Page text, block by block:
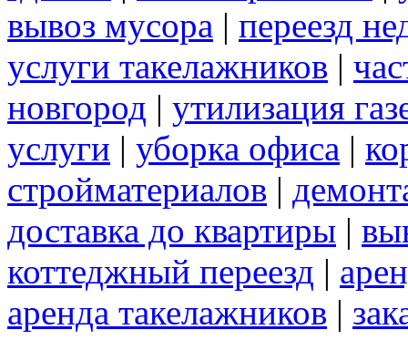
вывоз мусора | переезд
услуги такелажников |
новгород | утилизация
услуги | уборка офиса |
стройматериалов |
доставка до квартиры |
коттеджный переезд |
аренда такелажников |